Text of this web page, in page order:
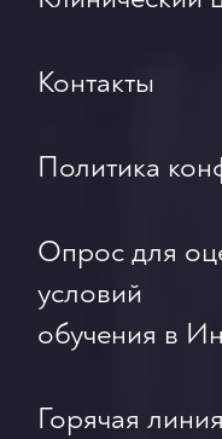
Контакты
Политика
Опрос для
условий
обучения в
Горячая